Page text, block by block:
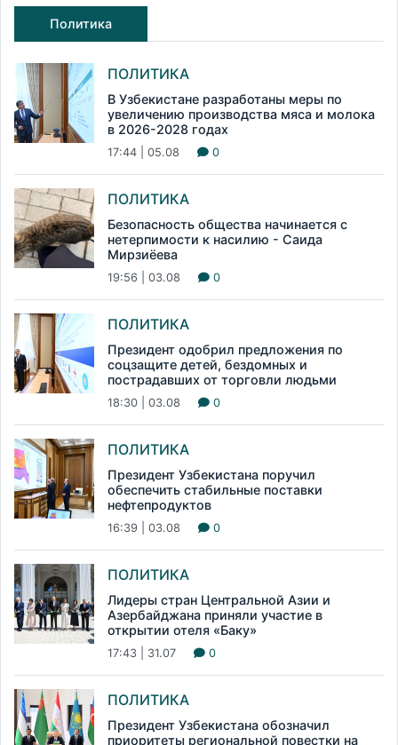
Политика
ПОЛИТИКА
В Узбекистане разработаны меры по
увеличению производства мяса и молока
в 2026-2028 годах
17:44 | 05.08 0
ПОЛИТИКА
Безопасность общества начинается с
нетерпимости к насилию - Саида
Мирзиёева
19:56 | 03.08 0
ПОЛИТИКА
Президент одобрил предложения по
соцзащите детей, бездомных и
пострадавших от торговли людьми
18:30 | 03.08 0
ПОЛИТИКА
Президент Узбекистана поручил
обеспечить стабильные поставки
нефтепродуктов
16:39 | 03.08 0
ПОЛИТИКА
Лидеры стран Центральной Азии и
Азербайджана приняли участие в
открытии отеля «Баку»
17:43 | 31.07 0
ПОЛИТИКА
Президент Узбекистана обозначил
приоритеты региональной повестки на